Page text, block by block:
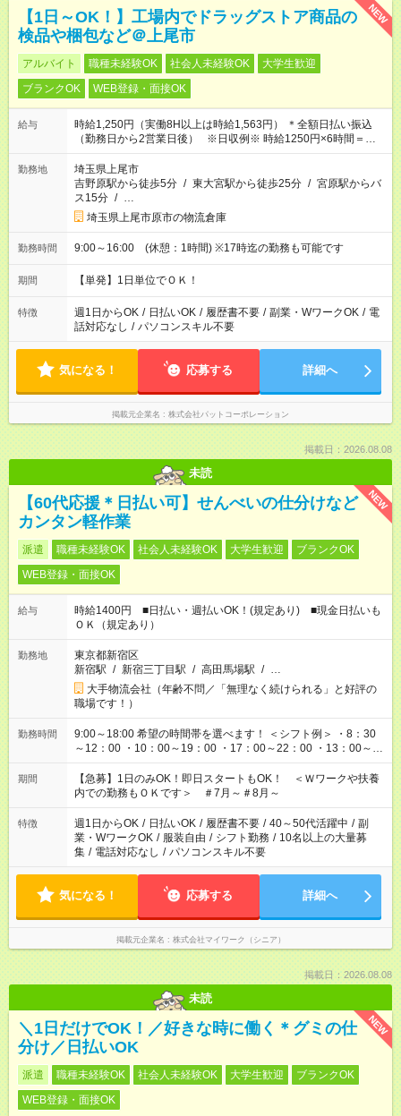
NEW
【1日～OK！】工場内でドラッグストア商品の
検品や梱包など＠上尾市
アルバイト 職種未経験OK 社会人未経験OK
大学生歓迎
ブランクOK
WEB登録・面接OK
給与
時給1,250円（実働8H以上は時給1,563円） ＊全額日払い振込
（勤務日から2営業日後） ※日収例※ 時給1250円×6時間＝日収
7500円
勤務地
埼玉県上尾市
吉野原駅から徒歩5分 / 東大宮駅から徒歩25分 / 宮原駅からバ
ス15分 / …
埼玉県上尾市原市の物流倉庫
勤務時間 9:00～16:00 (休憩：1時間) ※17時迄の勤務も可能です
期間 【単発】1日単位でＯＫ！
特徴 週1日からOK / 日払いOK / 履歴書不要 / 副業・WワークOK / 電
話対応なし / パソコンスキル不要
気になる！ 応募する 詳細へ
掲載元企業名 株式会社パットコーポレーション
掲載日：2026.08.08
未読
NEW
【60代応援＊日払い可】せんべいの仕分けなど
カンタン軽作業
派遣 職種未経験OK 社会人未経験OK 大学生歓迎
ブランクOK
WEB登録・面接OK
給与
時給1400円 ■日払い・週払いOK！(規定あり) ■現金日払いも
ＯＫ（規定あり）
勤務地
東京都新宿区
新宿駅 / 新宿三丁目駅 / 高田馬場駅 / …
大手物流会社（年齢不問／「無理なく続けられる」と好評の
職場です！）
勤務時間
9:00～18:00 希望の時間帯を選べます！ ＜シフト例＞ ・8：30
～12：00 ・10：00～19：00 ・17：00～22：00 ・13：00～
22：00 ・22：00～翌6：00 など
期間
【急募】1日のみOK！即日スタートもOK！ ＜Ｗワークや扶養
内での勤務もＯＫです＞ ＃7月～＃8月～
特徴 週1日からOK / 日払いOK / 履歴書不要 / 40～50代活躍中 / 副
業・WワークOK / 服装自由 / シフト勤務 / 10名以上の大量募
集 / 電話対応なし / パソコンスキル不要
気になる！ 応募する 詳細へ
掲載元企業名 株式会社マイワーク（シニア）
掲載日：2026.08.08
未読
NEW
＼1日だけでOK！／好きな時に働く＊グミの仕
分け／日払いOK
派遣 職種未経験OK 社会人未経験OK 大学生歓迎
ブランクOK
WEB登録・面接OK